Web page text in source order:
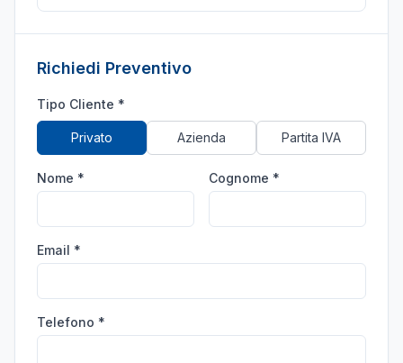
Richiedi Preventivo
Tipo Cliente *
Privato Azienda Partita IVA
Nome * Cognome *
Email *
Telefono *